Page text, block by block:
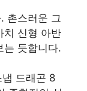
촌스러운 그
치 신형 아반
는 듯합니다.
드래곤 8